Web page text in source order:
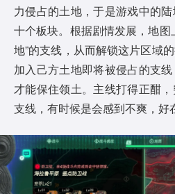
力侵占的土地，于是游戏中的
十个板块。根据剧情发展，地图
地”的支线，从而解锁这片区域
加入己方土地即将被侵占的支
才能保住领土。主线打得正酣
支线，有时候是会感到不爽，好